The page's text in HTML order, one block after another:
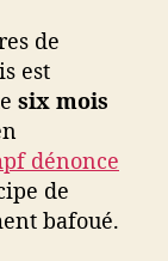
de
est
six mois
dénonce
de
bafoué.